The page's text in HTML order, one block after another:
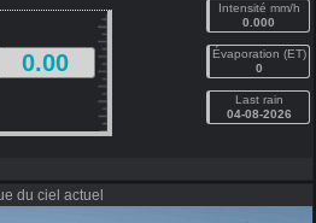
0.00
Intensité mm/h
0.000
Évaporation (ET)
0
Last rain
04-08-2026
du ciel actuel